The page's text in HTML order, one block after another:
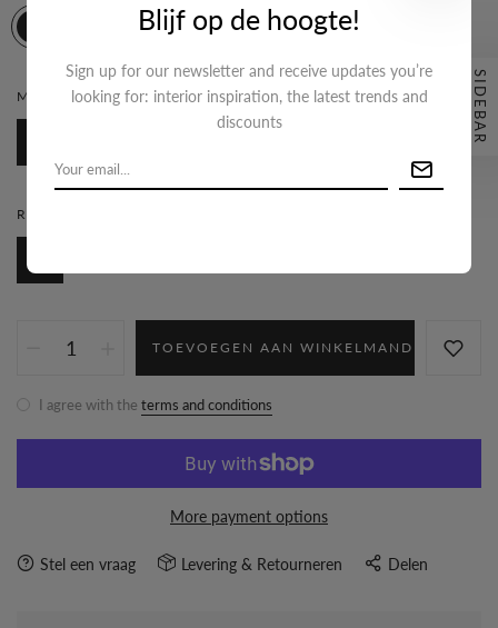
MATERIAAL SIERAAD:STAINLESS STEEL
RINGMAAT:
TOEVOEGEN AAN WINKELMAND
I agree with the terms and conditions
More payment options
Stel een vraag Levering & Retourneren Delen
SIDEBAR
Blijf op de hoogte!
Sign up for our newsletter and receive updates you’re
looking for: interior inspiration, the latest trends and
discounts